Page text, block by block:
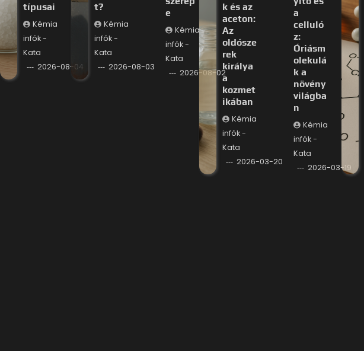
típusai
Kémia
infók -
Kata
2026-08-04
t?
Kémia
infók -
Kata
2026-08-03
e
Kémia
infók -
Kata
2026-08-02
k és az
aceton:
Az
oldósze
rek
királya
a
kozmet
ikában
Kémia
infók -
Kata
2026-03-20
a
celluló
z:
Óriásm
olekulá
k a
növény
világba
n
Kémia
infók -
Kata
2026-03-19